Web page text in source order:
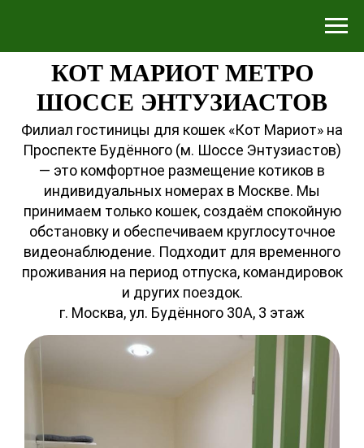
КОТ МАРИОТ МЕТРО
ШОССЕ ЭНТУЗИАСТОВ
Филиал гостиницы для кошек «Кот Мариот» на
Проспекте Будённого (м. Шоссе Энтузиастов)
— это комфортное размещение котиков в
индивидуальных номерах в Москве. Мы
принимаем только кошек, создаём спокойную
обстановку и обеспечиваем круглосуточное
видеонаблюдение. Подходит для временного
проживания на период отпуска, командировок
и других поездок.
г. Москва, ул. Будённого 30А, 3 этаж